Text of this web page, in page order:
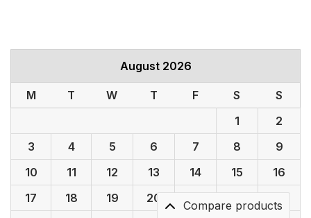
August 2026
M T W T F S
S
1
2
3
4 5 6 7 8
9
10
11 12 13 14 15
16
17
18 19 20
Compare products